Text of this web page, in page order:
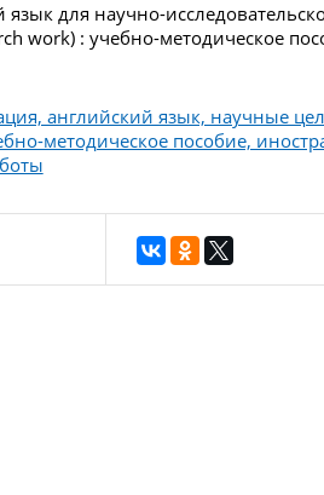
для научно-
work) : учебно-методическое
английский язык, научные
методическое пособие,